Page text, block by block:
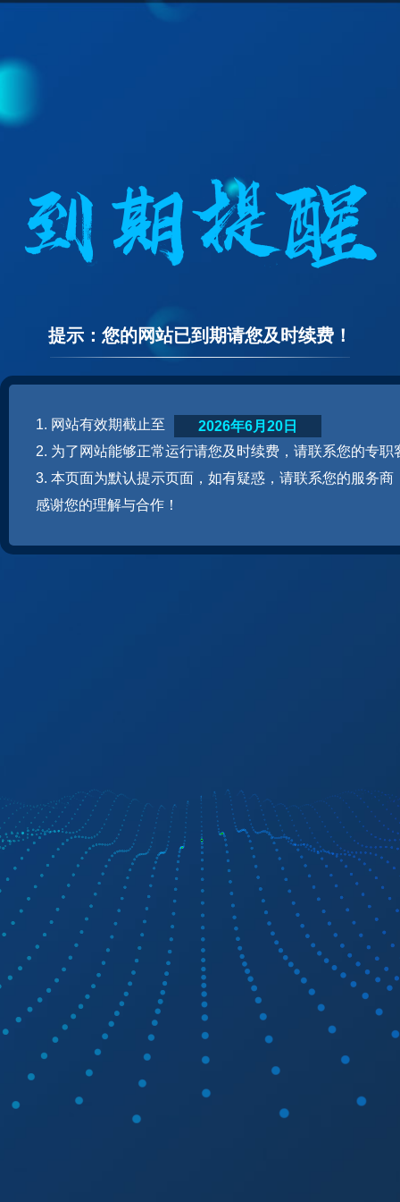
提示：您的网站已到期请您及时续费！
1. 网站有效期截止至
2. 为了网站能够正常运行请您及时续费，请联系您的专职
3. 本页面为默认提示页面，如有疑惑，请联系您的服务商
感谢您的理解与合作！
2026年6月20日